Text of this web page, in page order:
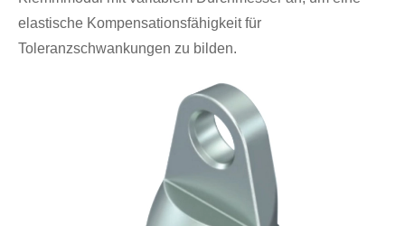
elastische Kompensationsfähigkeit für
Toleranzschwankungen zu bilden.